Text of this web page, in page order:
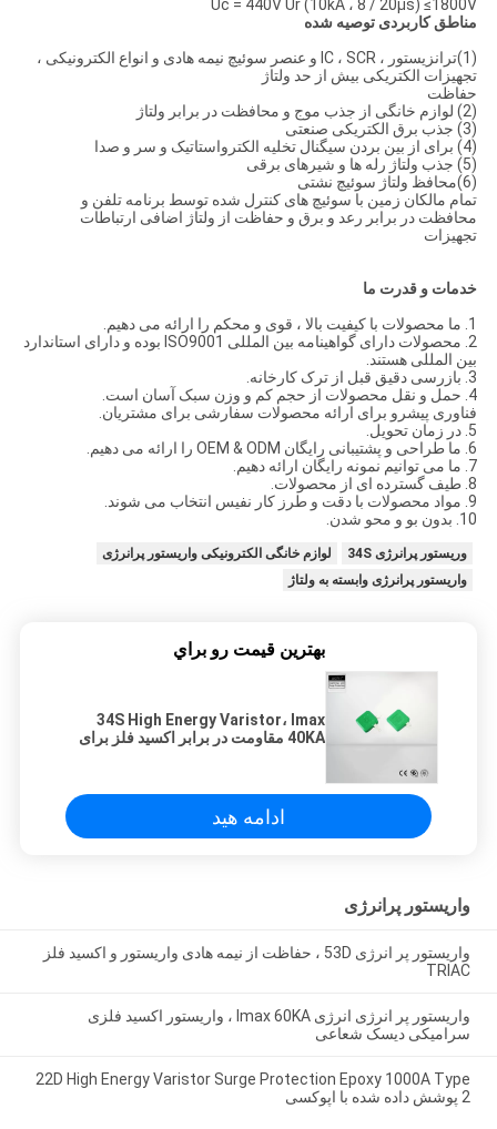
Uc = 440V Ur (10kA ، 8 / 20μs) ≤1800V
مناطق کاربردی توصیه شده
(1)ترانزیستور ، IC ، SCR و عنصر سوئیچ نیمه هادی و انواع الکترونیکی ،
تجهیزات الکتریکی بیش از حد ولتاژ
حفاظت
(2) لوازم خانگی از جذب موج و محافظت در برابر ولتاژ
(3) جذب برق الکتریکی صنعتی
(4) برای از بین بردن سیگنال تخلیه الکترواستاتیک و سر و صدا
(5) جذب ولتاژ رله ها و شیرهای برقی
(6)محافظ ولتاژ سوئیچ نشتی
تمام مالکان زمین با سوئیچ های کنترل شده توسط برنامه تلفن و
محافظت در برابر رعد و برق و حفاظت از ولتاژ اضافی ارتباطات
تجهیزات
خدمات و قدرت ما
1. ما محصولات با کیفیت بالا ، قوی و محکم را ارائه می دهیم.
2. محصولات دارای گواهینامه بین المللی ISO9001 بوده و دارای استاندارد
بین المللی هستند.
3. بازرسی دقیق قبل از ترک کارخانه.
4. حمل و نقل محصولات از حجم کم و وزن سبک آسان است.
فناوری پیشرو برای ارائه محصولات سفارشی برای مشتریان.
5. در زمان تحویل.
6. ما طراحی و پشتیبانی رایگان OEM & ODM را ارائه می دهیم.
7. ما می توانیم نمونه رایگان ارائه دهیم.
8. طیف گسترده ای از محصولات.
9. مواد محصولات با دقت و طرز کار نفیس انتخاب می شوند.
10. بدون بو و محو شدن.
وریستور پرانرژی 34S
لوازم خانگی الکترونیکی واریستور پرانرژی
واریستور پرانرژی وابسته به ولتاژ
بهترين قيمت رو براي
34S High Energy Varistor، Imax
40KA مقاومت در برابر اکسید فلز برای
ادامه هید
واریستور پرانرژی
واریستور پر انرژی 53D ، حفاظت از نیمه هادی واریستور و اکسید فلز
TRIAC
واریستور پر انرژی انرژی Imax 60KA ، واریستور اکسید فلزی
سرامیکی دیسک شعاعی
22D High Energy Varistor Surge Protection Epoxy 1000A Type
2 پوشش داده شده با اپوکسی